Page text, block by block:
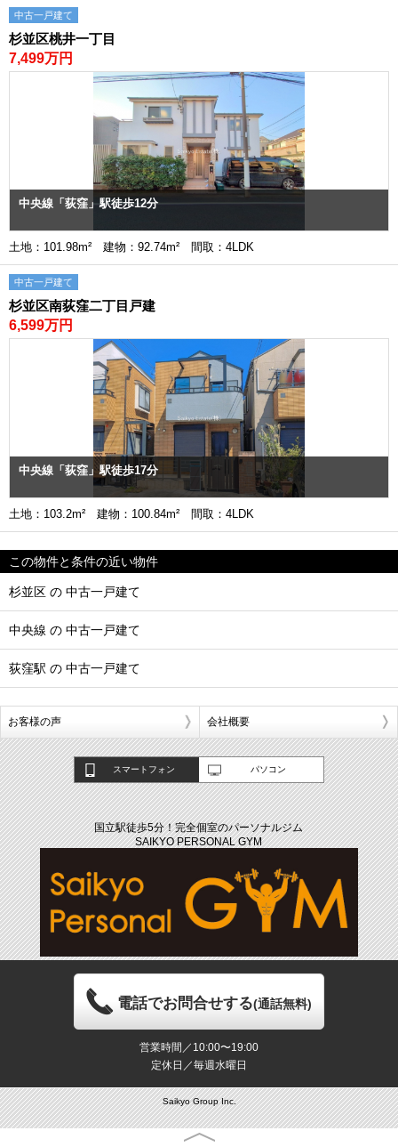
中古一戸建て
杉並区桃井一丁目
7,499万円
中央線「荻窪」駅徒歩12分
土地：101.98m² 建物：92.74m² 間取：4LDK
中古一戸建て
杉並区南荻窪二丁目戸建
6,599万円
中央線「荻窪」駅徒歩17分
土地：103.2m² 建物：100.84m² 間取：4LDK
この物件と条件の近い物件
杉並区 の 中古一戸建て
中央線 の 中古一戸建て
荻窪駅 の 中古一戸建て
お客様の声 会社概要
スマートフォン パソコン
国立駅徒歩5分！完全個室のパーソナルジム
SAIKYO PERSONAL GYM
電話でお問合せする(通話無料)
営業時間／10:00〜19:00
定休日／毎週水曜日
Saikyo Group Inc.